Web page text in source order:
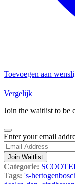
Toevoegen aan
Vergelijk
Join the waitlist to be
Dismiss
notification
Enter your email
Join Waitlist
Categorie:
Tags: 's-